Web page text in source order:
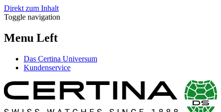
Direkt zum Inhalt
Toggle navigation
Menu Left
Das Certina Universum
Kundenservice